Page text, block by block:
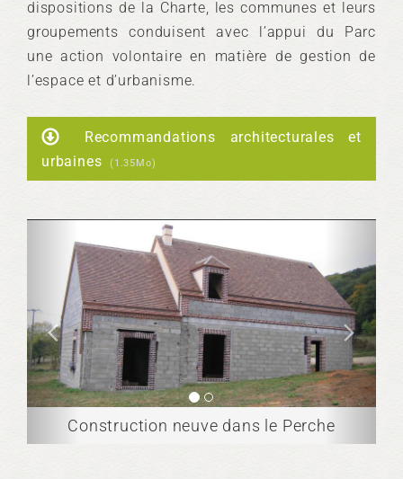
dispositions de la Charte, les communes et leurs
groupements conduisent avec l’appui du Parc
une action volontaire en matière de gestion de
l’espace et d’urbanisme.
Recommandations architecturales et
urbaines
(1.35Mo)
dans le Perche Construction neuve